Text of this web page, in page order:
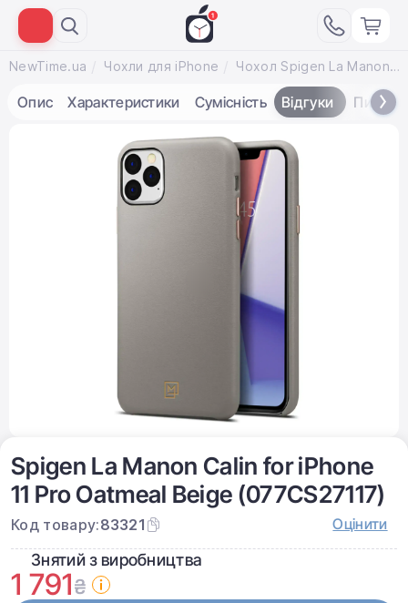
NewTime.ua Чохли для iPhone Чохол Spigen La Manon Calin for iPhone 11 Pro Oatmeal Beige (077CS27117)
Опис Характеристики Сумісність Відгуки
Spigen La Manon Calin for iPhone
11 Pro Oatmeal Beige (077CS27117)
Код товару:83321 Оцінити
Знятий з виробництва
1 791₴